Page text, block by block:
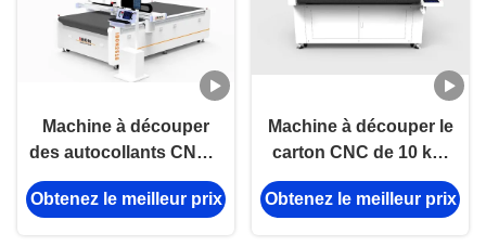
Machine à découper
des autocollants CNC à
alimentation
automatique avec une
Obtenez le meilleur prix
Machine à découper le
carton CNC de 10 kW
220V - 380V Machine à
découper le carton CNC
Obtenez le meilleur prix